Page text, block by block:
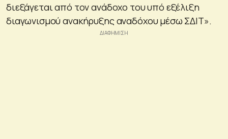
διεξάγεται από τον ανάδοχο του υπό εξέλιξη
διαγωνισμού ανακήρυξης αναδόχου μέσω ΣΔΙΤ».